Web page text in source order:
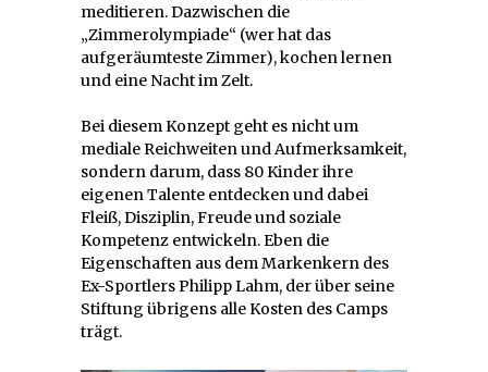
meditieren. Dazwischen die
„Zimmerolympiade“ (wer hat das
aufgeräumteste Zimmer), kochen lernen
und eine Nacht im Zelt.
Bei diesem Konzept geht es nicht um
mediale Reichweiten und Aufmerksamkeit,
sondern darum, dass 80 Kinder ihre
eigenen Talente entdecken und dabei
Fleiß, Disziplin, Freude und soziale
Kompetenz entwickeln. Eben die
Eigenschaften aus dem Markenkern des
Ex-Sportlers Philipp Lahm, der über seine
Stiftung übrigens alle Kosten des Camps
trägt.